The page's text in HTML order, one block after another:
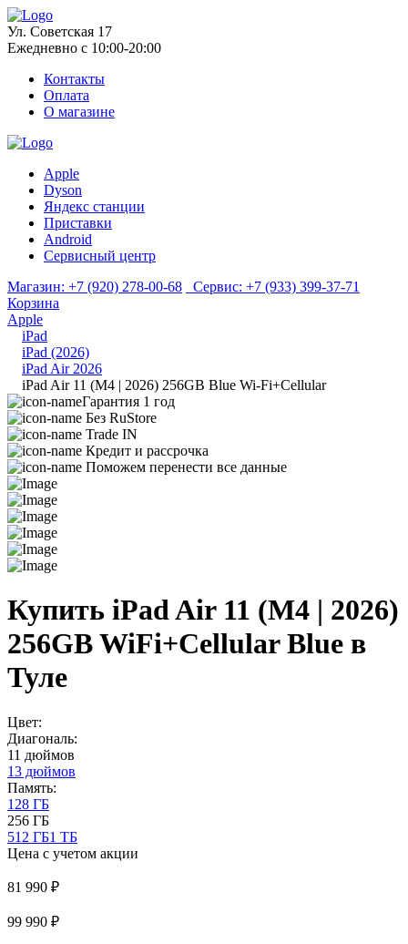
Ул. Советская 17
Ежедневно с 10:00-20:00
Контакты
Оплата
О магазине
Apple
Dyson
Яндекс станции
Приставки
Android
Сервисный центр
Магазин: +7 (920) 278-00-68 Сервис: +7 (933) 399-37-71
Корзина
Apple
iPad
iPad (2026)
iPad Air 2026
iPad Air 11 (M4 | 2026) 256GB Blue Wi-Fi+Cellular
Гарантия 1 год
Без RuStore
Trade IN
Кредит и рассрочка
Поможем перенести все данные
Купить iPad Air 11 (M4 | 2026)
256GB WiFi+Cellular Blue в
Туле
Цвет:
Диагональ:
11 дюймов
13 дюймов
Память:
128 ГБ
256 ГБ
512 ГБ1 ТБ
Цена с учетом акции
81 990 ₽
99 990 ₽